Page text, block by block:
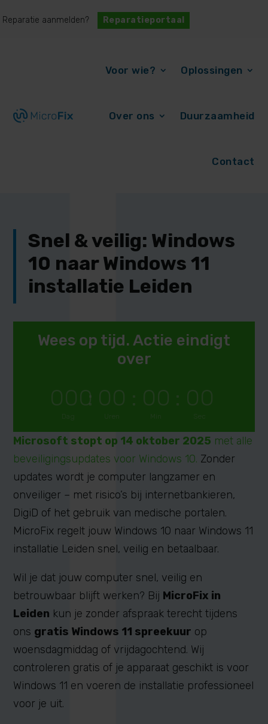
Status opvragen? Reparatieportaal
Voor wie? Oplossingen
Over ons Duurzaamheid
Contact
Snel & veilig: Windows
10 naar Windows 11
installatie Leiden
Wees op tijd. Actie eindigt
over
000:
Microsoft stopt op 14 oktober 2025 met alle
beveiligingsupdates voor Windows 10. Zonder
updates wordt je computer langzamer en
onveiliger – met risico’s bij internetbankieren,
DigiD of het gebruik van medische portalen.
MicroFix regelt jouw Windows 10 naar Windows 11
installatie Leiden snel, veilig en betaalbaar.
Wil je dat jouw computer snel, veilig en
betrouwbaar blijft werken? Bij MicroFix in
Leiden kun je zonder afspraak terecht tijdens
ons gratis Windows 11 spreekuur op
woensdagmiddag of vrijdagochtend. Wij
controleren gratis of je apparaat geschikt is voor
Windows 11 en voeren de installatie professioneel
voor je uit.